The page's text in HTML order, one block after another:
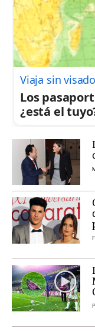
Viaja sin visado
Los
¿está el